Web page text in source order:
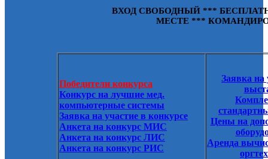
ВХОД СВОБОДНЫЙ ***
МЕСТЕ ***
Победители конкурса
Конкурс на лучшие мед.
компьютерные системы
Заявка на участие в конкурсе
Анкета на конкурс МИС
Анкета на конкурс ЛИС
Анкета на конкурс РИС
Заявка на
Цены на
Аренда